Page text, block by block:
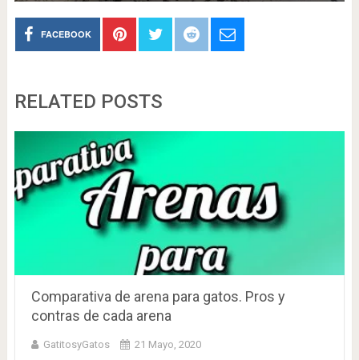
FACEBOOK
RELATED POSTS
Comparativa de arena para gatos. Pros y
contras de cada arena
GatitosyGatos 21 Mayo, 2020